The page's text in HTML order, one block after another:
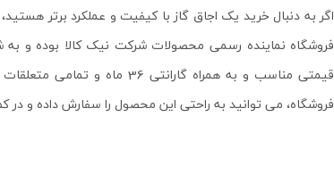
اگر به دنبال خرید یک اجاق گاز با کیفیت و عملکرد برتر
قیمتی مناسب و به همراه گارانتی 36 ماه و تمامی متعلقات آن ارائه می‌دهد. با استفاده از وب سایت و یا پیج
فروشگاه، می توانید به راحتی این محصول را سفارش داده و